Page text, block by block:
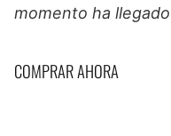
momento ha
COMPRAR AHORA